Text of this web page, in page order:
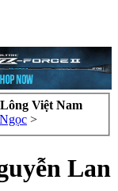
Việt Nam
>
Lan